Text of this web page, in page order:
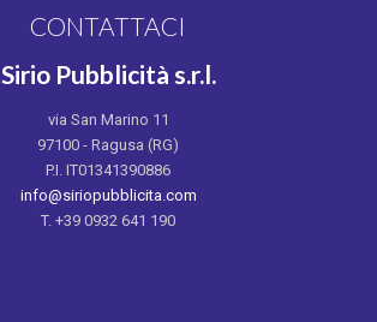
CONTATTACI
Sirio Pubblicità s.r.l.
via San Marino 11
97100 - Ragusa (RG)
P.I. IT01341390886
info@siriopubblicita.com
T. +39 0932 641 190